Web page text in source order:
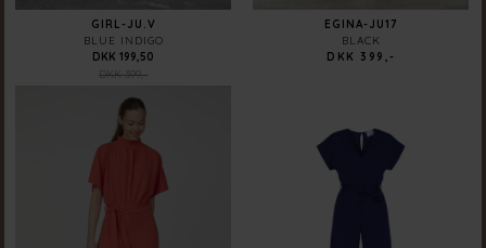
GIRL-JU.V
BLUE INDIGO
DKK 399,-
DKK 199,50
EGINA-JU17
BLACK
DKK 399,-